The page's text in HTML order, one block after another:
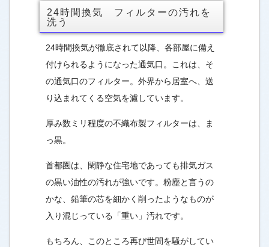
24時間換気 フィルターの汚れを
洗う
24時間換気が徹底されて以降、各部屋に備え
付けられるようになった通気口。これは、そ
の通気口のフィルター。外界から居室へ、送
り込まれてくる空気を濾しています。
厚み数ミリ程度の不織布製フィルターは、ま
っ黒。
首都圏は、閑静な住宅地であっても排気ガス
の黒い油性の汚れが強いです。粉塵と言うの
かな、鉛筆の芯を細かく削ったようなものが
入り混じっている「重い」汚れです。
もちろん、このところ再び世間を騒がしてい